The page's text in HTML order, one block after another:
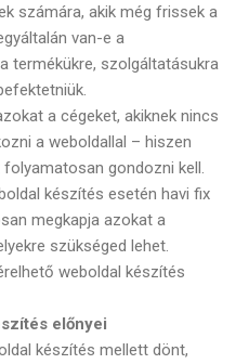
számára, akik még frissek a
van-e a
termékükre, szolgáltatásukra
a cégeket, akiknek nincs
a weboldallal – hiszen
gondozni kell.
készítés esetén havi fix
megkapja azokat a
szükséged lehet.
weboldal készítés
előnyei
készítés mellett dönt,